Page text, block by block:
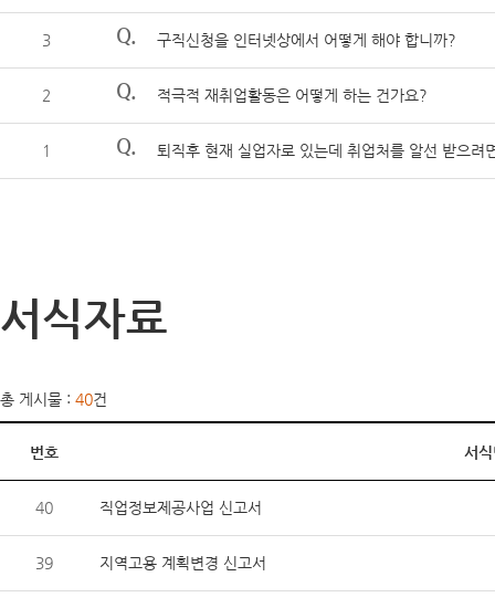
3 Q. 구직신청을 인터넷상에서 어떻게 해야 합니까?
2 Q. 적극적 재취업활동은 어떻게 하는 건가요?
1 Q. 퇴직후 현재 실업자로 있는데 취업처를 알선 받으려
서식자료
총 게시물 : 40건
번호 서
40 직업정보제공사업 신고서
39 지역고용 계획변경 신고서